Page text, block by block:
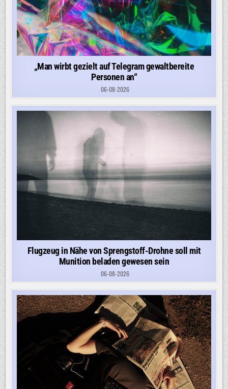
„Man wirbt gezielt auf Telegram gewaltbereite
Personen an“
06-08-2026
Flugzeug in Nähe von Sprengstoff-Drohne soll mit
Munition beladen gewesen sein
06-08-2026